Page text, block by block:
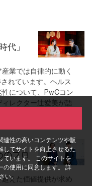
連性の高いコンテンツや販
してサイトを向上させるた
ています。 このサイトを
の使用に同意します。 詳
い。
代」
業では自律的に動く
れています。ヘルス
について、PwCコン
レクター辻愛美が語
のフロ
えた価値提供が求め